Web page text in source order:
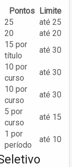
Pontos Limite
25
até 25
20
até 20
15 por
título
até 30
10 por
curso
até 30
10 por
curso
até 30
5 por
curso
até 15
1 por
período
até 10